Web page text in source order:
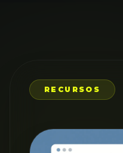
RECURSOS